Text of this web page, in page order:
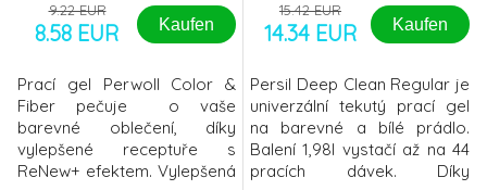
9.22 EUR
8.58 EUR Kaufen
Prací gel Perwoll Color &
Fiber pečuje o vaše
barevné oblečení, díky
vylepšené receptuře s
ReNew+ efektem. Vylepšená
15.42 EUR
14.34 EUR Kaufen
Persil Deep Clean Regular je
univerzální tekutý prací gel
na barevné a bílé prádlo.
Balení 1,98l vystačí až na 44
pracích dávek. Díky